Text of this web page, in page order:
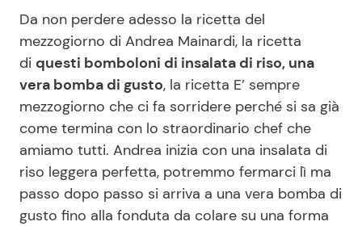
Disclaimer e Privacy
Redazione
Contattaci
Pubblicità
Privacy Policy
Da non perdere adesso la ricetta del
mezzogiorno di Andrea Mainardi, la ricetta
di questi bomboloni di insalata di riso, una
vera bomba di gusto, la ricetta E’ sempre
mezzogiorno che ci fa sorridere perché si sa già
come termina con lo straordinario chef che
amiamo tutti. Andrea inizia con una insalata di
riso leggera perfetta, potremmo fermarci lì ma
passo dopo passo si arriva a una vera bomba di
gusto fino alla fonduta da colare su una forma